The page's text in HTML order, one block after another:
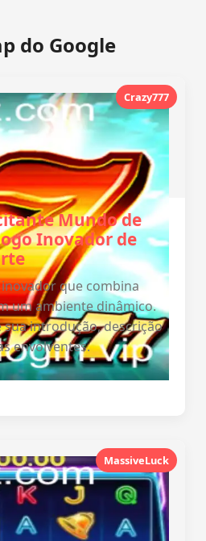
do Google
Crazy777
Mundo de
Inovador de
que combina
um ambiente dinâmico.
introdução, descrição
envolventes.
MassiveLuck